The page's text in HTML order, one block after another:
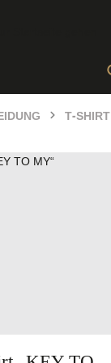
T-SHIRT